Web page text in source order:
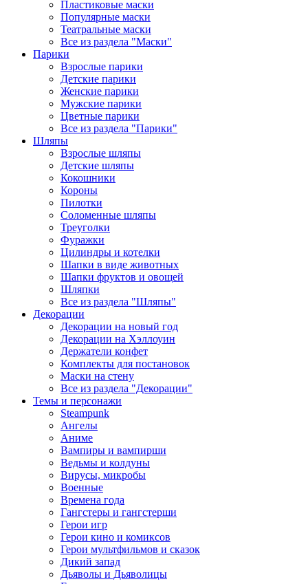
Пластиковые маски
Популярные маски
Театральные маски
Все из раздела "Маски"
Парики
Взрослые парики
Детские парики
Женские парики
Мужские парики
Цветные парики
Все из раздела "Парики"
Шляпы
Взрослые шляпы
Детские шляпы
Кокошники
Короны
Пилотки
Соломенные шляпы
Треуголки
Фуражки
Цилиндры и котелки
Шапки в виде животных
Шапки фруктов и овощей
Шляпки
Все из раздела "Шляпы"
Декорации
Декорации на новый год
Декорации на Хэллоуин
Держатели конфет
Комплекты для постановок
Маски на стену
Все из раздела "Декорации"
Темы и персонажи
Steampunk
Ангелы
Аниме
Вампиры и вампирши
Ведьмы и колдуны
Вирусы, микробы
Военные
Времена года
Гангстеры и гангстерши
Герои игр
Герои кино и комиксов
Герои мультфильмов и сказок
Дикий запад
Дьяволы и Дьяволицы